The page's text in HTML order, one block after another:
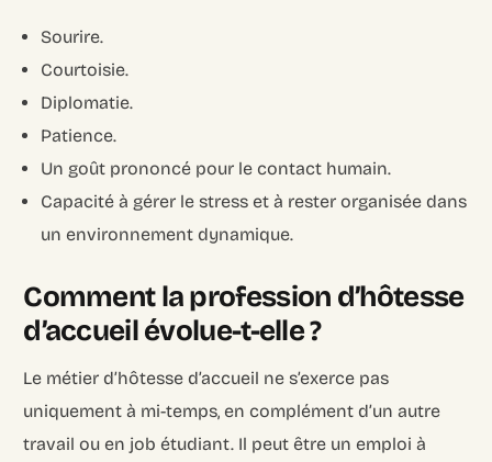
Sourire.
Courtoisie.
Diplomatie.
Patience.
Un goût prononcé pour le contact humain.
Capacité à gérer le stress et à rester organisée dans
un environnement dynamique.
Comment la profession d’hôtesse
d’accueil évolue-t-elle ?
Le métier d’hôtesse d’accueil ne s’exerce pas
uniquement à mi-temps, en complément d’un autre
travail ou en job étudiant. Il peut être un emploi à